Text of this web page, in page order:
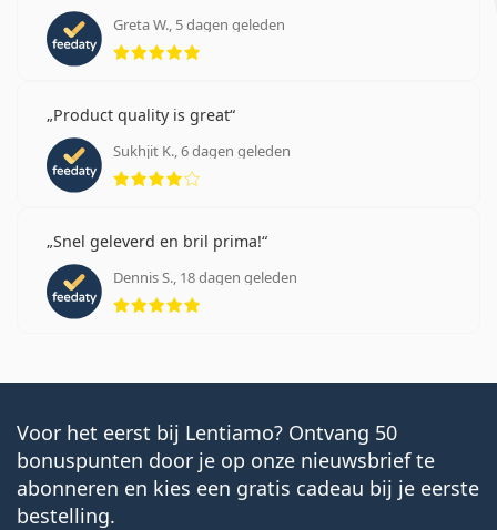
Greta W., 5 dagen geleden
Beoordeling 5 van 5
Product quality is great
Sukhjit K., 6 dagen geleden
Beoordeling 4 van 5
Snel geleverd en bril prima!
Dennis S., 18 dagen geleden
Beoordeling 5 van 5
Voor het eerst bij Lentiamo? Ontvang 50
bonuspunten door je op onze nieuwsbrief te
abonneren en kies een gratis cadeau bij je eerste
bestelling.